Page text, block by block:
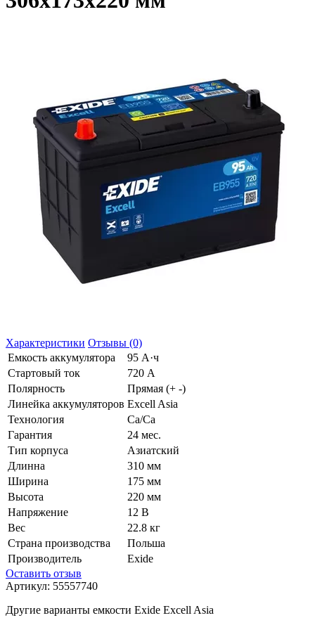
Характеристики Отзывы (0)
Емкость аккумулятора
95 А·ч
Стартовый ток
720 А
Полярность
Прямая (+ -)
Линейка аккумуляторов Excell Asia
Технология
Ca/Ca
Гарантия
24 мес.
Тип корпуса
Азиатский
Длинна
310 мм
Ширина
175 мм
Высота
220 мм
Напряжение
12 В
Вес
22.8 кг
Страна производства
Польша
Производитель
Exide
Оставить отзыв
Артикул: 55557740
Другие варианты емкости Exide Excell Asia